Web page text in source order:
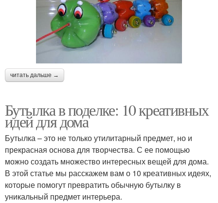
читать дальше →
Бутылка в поделке: 10 креативных
идей для дома
Бутылка – это не только утилитарный предмет, но и
прекрасная основа для творчества. С ее помощью
можно создать множество интересных вещей для дома.
В этой статье мы расскажем вам о 10 креативных идеях,
которые помогут превратить обычную бутылку в
уникальный предмет интерьера.